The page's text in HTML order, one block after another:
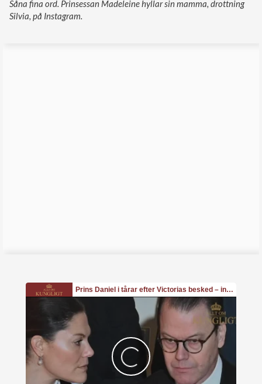
Såna fina ord. Prinsessan Madeleine hyllar sin mamma, drottning
Silvia, på Instagram.